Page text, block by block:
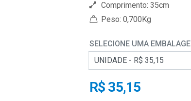
Comprimento: 35cm
Peso: 0,700Kg
SELECIONE UMA
R$ 35,15